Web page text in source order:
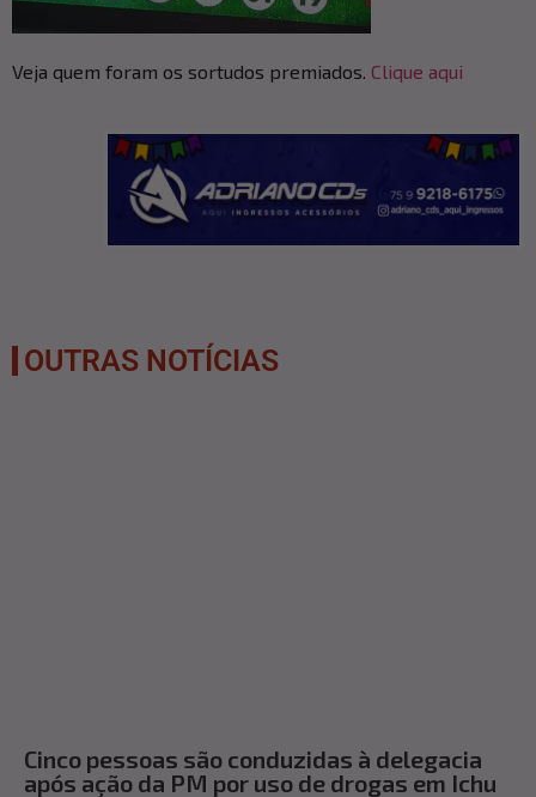
Veja quem foram os sortudos premiados. Clique aqui
OUTRAS NOTÍCIAS
Cinco pessoas são conduzidas à delegacia
após ação da PM por uso de drogas em Ichu